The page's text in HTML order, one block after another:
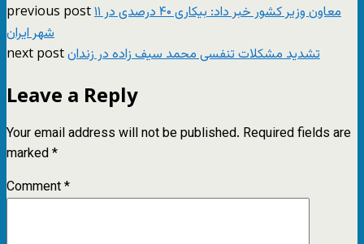
previous postمعاون وزیر کشور خبر داد: بیکاری ۴۰ درصدی در ۱۱
شهر ایران
next postتشدید مشکلات تنفسی محمد سیف زاده در زندان
Leave a Reply
Your email address will not be published. Required fields are
marked*
Comment*